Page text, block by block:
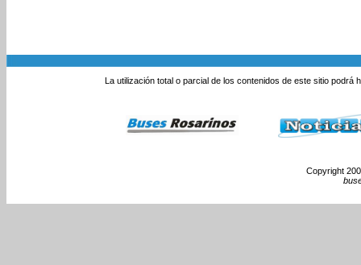
La utilización total o parcial de los contenidos de este sitio
Copyright